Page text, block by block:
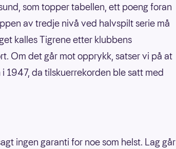
som topper tabellen, ett poeng foran
av tredje nivå ved halvspilt serie må
kalles Tigrene etter klubbens
Om det går mot opprykk, satser vi på at
1947, da tilskuerrekorden ble satt med
ingen garanti for noe som helst. Lag går